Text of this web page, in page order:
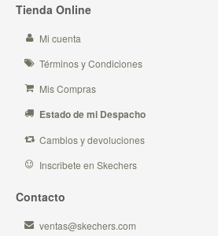
Tienda Online
Mi cuenta
Términos y Condiciones
Mis Compras
Estado de mi Despacho
Cambios y devoluciones
Inscribete en Skechers
Contacto
ventas@skechers.com